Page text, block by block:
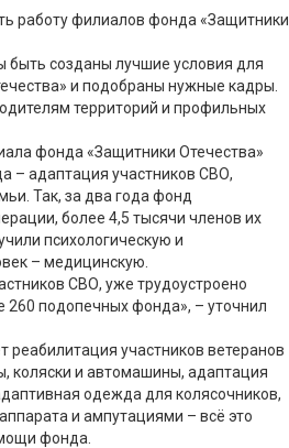
работу филиалов фонда «Защитники
быть созданы лучшие условия для
и подобраны нужные кадры.
территорий и профильных
фонда «Защитники Отечества»
– адаптация участников СВО,
Так, за два года фонд
более 4,5 тысячи членов их
психологическую и
– медицинскую.
СВО, уже трудоустроено
260 подопечных фонда», – уточнил
участников ветеранов
коляски и автомашины, адаптация
одежда для колясочников,
и ампутациями – всё это
фонда.